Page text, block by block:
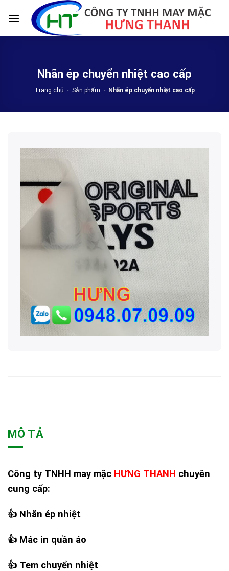
Nhãn ép chuyển nhiệt cao cấp
Trang chủ - Sản phẩm - Nhãn ép chuyển nhiệt cao cấp
MÔ TẢ
Công ty TNHH may mặc HƯNG THANH chuyên
cung cấp:
👍 Nhãn ép nhiệt
👍 Mác in quần áo
👍 Tem chuyển nhiệt